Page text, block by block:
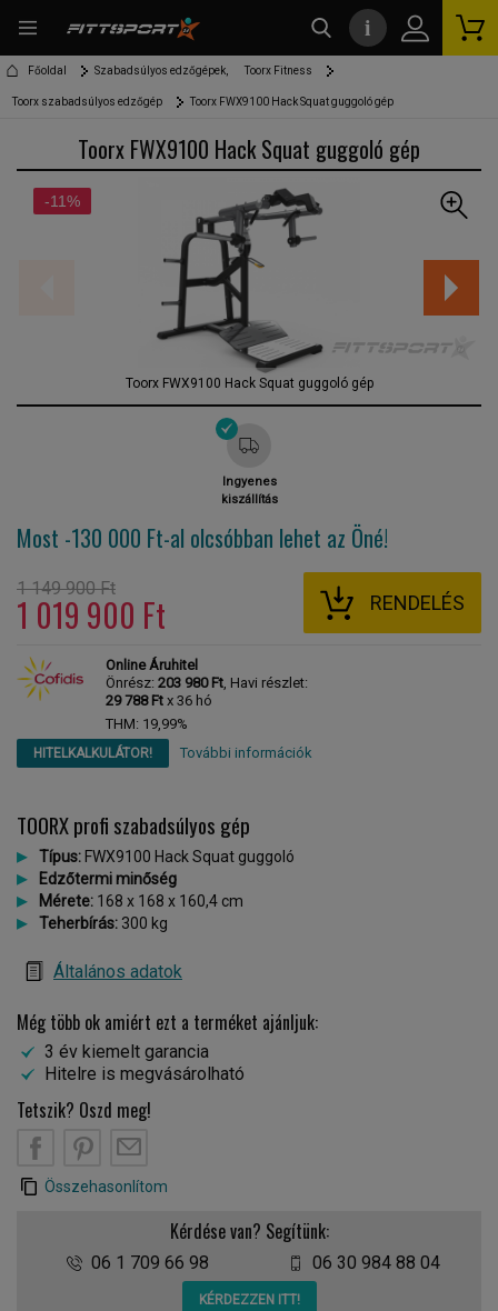
Főoldal Szabadsúlyos edzőgépek, Toorx Fitness
Toorx szabadsúlyos edzőgép Toorx FWX9100 Hack Squat guggoló gép
Toorx FWX9100 Hack Squat guggoló gép
-11%
Toorx FWX9100 Hack Squat guggoló gép
Ingyenes
kiszállítás
Most -130 000 Ft-al olcsóbban lehet az Öné!
1 149 900 Ft
1 019 900 Ft RENDELÉS
Online Áruhitel
Önrész: 203 980 Ft, Havi részlet:
29 788 Ft x 36 hó
THM: 19,99%
HITELKALKULÁTOR! További információk
TOORX profi szabadsúlyos gép
Típus: FWX9100 Hack Squat guggoló
Edzőtermi minőség
Mérete: 168 x 168 x 160,4 cm
Teherbírás: 300 kg
Általános adatok
Még több ok amiért ezt a terméket ajánljuk:
3 év kiemelt garancia
Hitelre is megvásárolható
Tetszik? Oszd meg!
Összehasonlítom
Kérdése van? Segítünk:
06 1 709 66 98 06 30 984 88 04
KÉRDEZZEN ITT!
i
kereső